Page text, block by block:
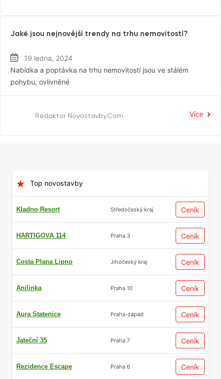
Ceny Nemovitostí
Jaké jsou nejnovější trendy na trhu nemovitostí?
19 ledna, 2024
Nabídka a poptávka na trhu nemovitostí jsou ve stálém
pohybu, ovlivněné
Redaktor Novostavby.com Více
Top novostavby
Kladno Resort Středočeský kraj Ceník
HARTIGOVA 114 Praha 3 Ceník
Costa Plana Lipno Jihočeský kraj Ceník
Anilinka Praha 10 Ceník
Aura Statenice Praha-západ Ceník
Jateční 35 Praha 7 Ceník
Rezidence Escape Praha 6 Ceník